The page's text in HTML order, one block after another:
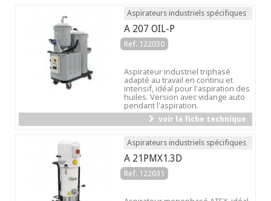
Aspirateurs industriels spécifiques
A 207 OIL-P
Ref. 122030
Aspirateur industriel triphasé
adapté au travail en continu et
intensif, idéal pour l'aspiration des
huiles. Version avec vidange auto
pendant l'aspiration.
voir la fiche technique
Aspirateurs industriels spécifiques
A 21PMX1.3D
Ref. 122031